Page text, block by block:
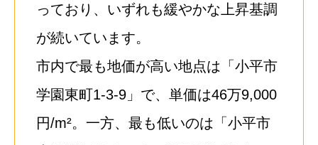
っており、いずれも緩やかな上昇基調
が続いています。
市内で最も地価が高い地点は「小平市
学園東町1-3-9」で、単価は46万9,000
円/m²。一方、最も低いのは「小平市